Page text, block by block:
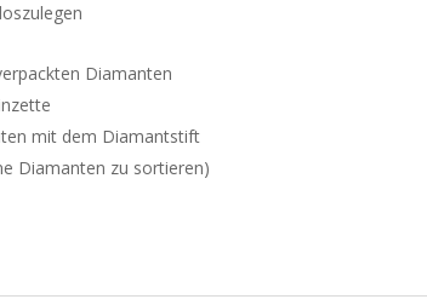
Diamanten
mit dem Diamantstift
Diamanten zu sortieren)